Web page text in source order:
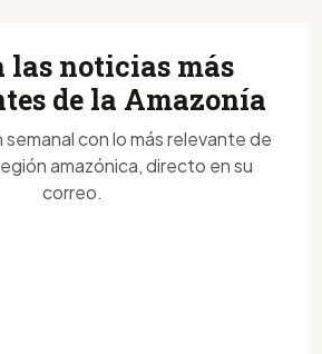
las noticias más
de la Amazonía
con lo más relevante de
amazónica, directo en su
correo.